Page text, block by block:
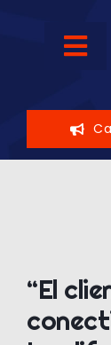
Eventos
Sobre el
Novedades
“El